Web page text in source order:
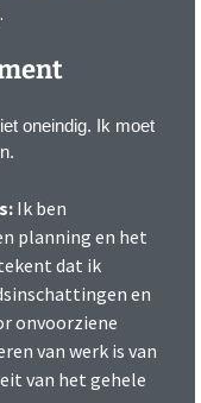
oneindig. Ik moet
Ik ben
planning en het
dat ik
en
onvoorziene
van werk is van
van het gehele